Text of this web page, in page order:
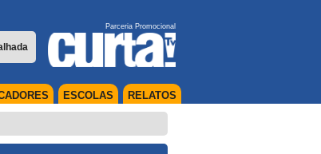
Parceria Promocional
RELATOS
ESCOLAS